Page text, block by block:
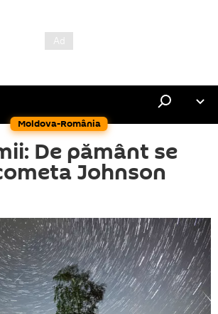
Moldova-România
De pământ se
Johnson